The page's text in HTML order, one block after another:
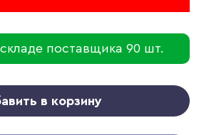
поставщика 90 шт.
в корзину